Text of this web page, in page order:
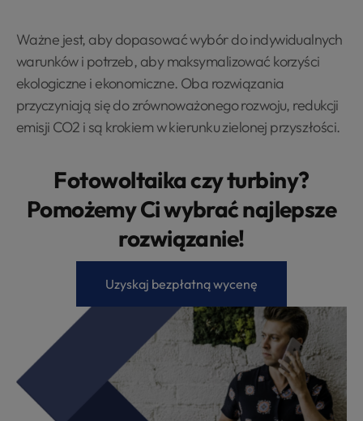
Ważne jest, aby dopasować wybór do indywidualnych
warunków i potrzeb, aby maksymalizować korzyści
ekologiczne i ekonomiczne. Oba rozwiązania
przyczyniają się do zrównoważonego rozwoju, redukcji
emisji CO2 i są krokiem w kierunku zielonej przyszłości.
Fotowoltaika czy turbiny?
Pomożemy Ci wybrać najlepsze
rozwiązanie!
Uzyskaj bezpłatną wycenę